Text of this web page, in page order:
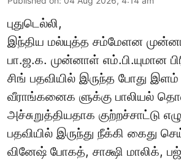
புதுடெல்லி,
இந்திய மல்யுத்த சம்மேளன
பா.ஜ.க. முன்னாள் எம்.பி.யுமான
சிங் பதவியில் இருந்த போது இளம்
வீராங்கனைக ளுக்கு பாலியல்
அச்சுறுத்தியதாக குற்றச்சாட்டு
பதவியில் இருந்து நீக்கி கைது
வினேஷ் போகத், சாக்ஷி மாலிக்,